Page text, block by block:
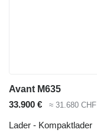
Avant M635
33.900 €
≈ 31.680 CHF
Lader - Kompaktlader